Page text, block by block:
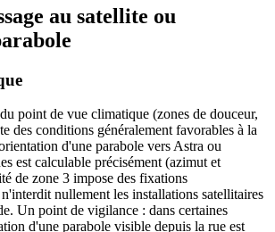
au satellite ou
point de vue climatique (zones de douceur,
des conditions généralement favorables à la
d'une parabole vers Astra ou
est calculable précisément (azimut et
de zone 3 impose des fixations
nullement les installations satellitaires
Un point de vigilance : dans certaines
d'une parabole visible depuis la rue est